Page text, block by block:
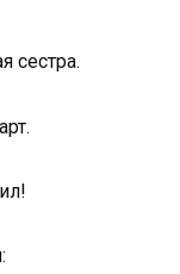
сестра.